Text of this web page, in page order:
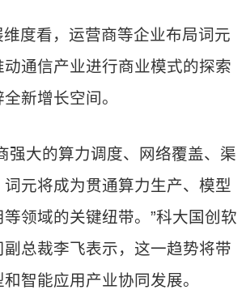
维度看，运营商等企业布局词元
通信产业进行商业模式的探索
新增长空间。
强大的算力调度、网络覆盖、渠
元将成为贯通算力生产、模型
领域的关键纽带。”科大国创软
总裁李飞表示，这一趋势将带
智能应用产业协同发展。